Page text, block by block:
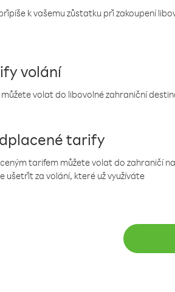
k vašemu zůstatku při zakoupení
volání
volat do libovolné zahraniční
tarify
tarifem můžete volat do zahraničí
ušetřit za volání, které už využíváte